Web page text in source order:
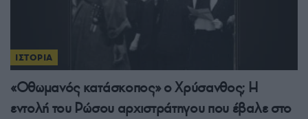
ΙΣΤΟΡΙΑ
«Οθωμανός κατάσκοπος» ο Χρύσανθος; Η
εντολή του Ρώσου αρχιστράτηγου που έβαλε στο